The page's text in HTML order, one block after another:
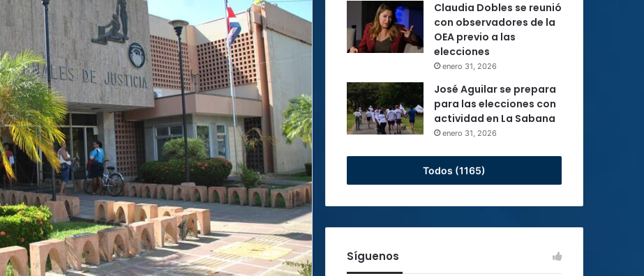
Claudia Dobles se reunió
con observadores de la
OEA previo a las
elecciones
enero 31, 2026
José Aguilar se prepara
para las elecciones con
actividad en La Sabana
enero 31, 2026
Todos (1165)
Síguenos